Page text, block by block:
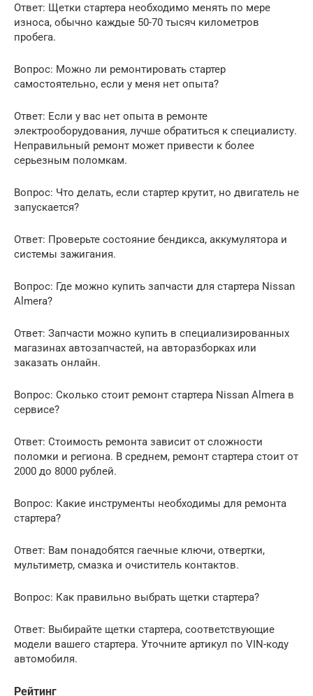
Ответ: Щетки стартера необходимо менять по мере
износа, обычно каждые 50-70 тысяч километров
пробега.
Вопрос: Можно ли ремонтировать стартер
самостоятельно, если у меня нет опыта?
Ответ: Если у вас нет опыта в ремонте
электрооборудования, лучше обратиться к специалисту.
Неправильный ремонт может привести к более
серьезным поломкам.
Вопрос: Что делать, если стартер крутит, но двигатель не
запускается?
Ответ: Проверьте состояние бендикса, аккумулятора и
системы зажигания.
Вопрос: Где можно купить запчасти для стартера Nissan
Almera?
Ответ: Запчасти можно купить в специализированных
магазинах автозапчастей, на авторазборках или
заказать онлайн.
Вопрос: Сколько стоит ремонт стартера Nissan Almera в
сервисе?
Ответ: Стоимость ремонта зависит от сложности
поломки и региона. В среднем, ремонт стартера стоит от
2000 до 8000 рублей.
Вопрос: Какие инструменты необходимы для ремонта
стартера?
Ответ: Вам понадобятся гаечные ключи, отвертки,
мультиметр, смазка и очиститель контактов.
Вопрос: Как правильно выбрать щетки стартера?
Ответ: Выбирайте щетки стартера, соответствующие
модели вашего стартера. Уточните артикул по VIN-коду
автомобиля.
Рейтинг